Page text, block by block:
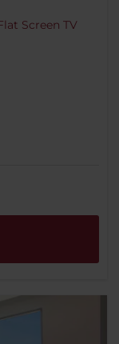
Screen TV